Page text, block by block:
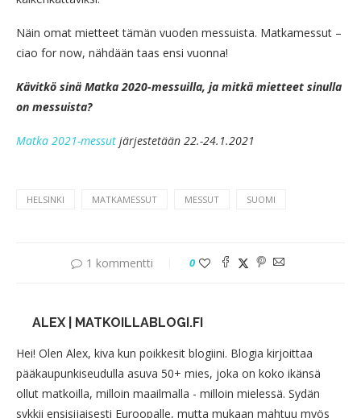
Näin omat mietteet tämän vuoden messuista. Matkamessut –
ciao for now, nähdään taas ensi vuonna!
Kävitkö sinä Matka 2020-messuilla, ja mitkä mietteet sinulla
on messuista?
Matka 2021-messut järjestetään 22.-24.1.2021
HELSINKI MATKAMESSUT MESSUT SUOMI
1 kommentti 0
ALEX | MATKOILLABLOGI.FI
Hei! Olen Alex, kiva kun poikkesit blogiini. Blogia kirjoittaa
pääkaupunkiseudulla asuva 50+ mies, joka on koko ikänsä
ollut matkoilla, milloin maailmalla - milloin mielessä. Sydän
sykkii ensisijaisesti Euroopalle, mutta mukaan mahtuu myös